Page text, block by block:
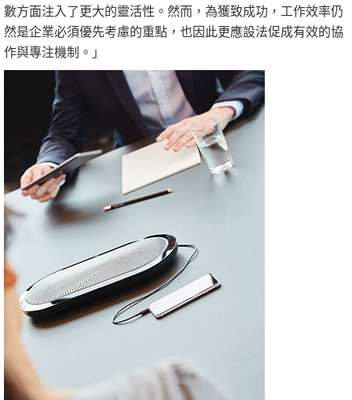
數方面注入了更大的靈活性。然而，為獲致成功，工作效率仍
然是企業必須優先考慮的重點，也因此更應設法促成有效的協
作與專注機制。」